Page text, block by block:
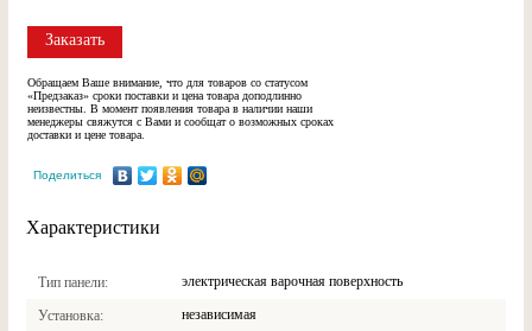
Заказать
Обращаем Ваше внимание, что для товаров со статусом
«Предзаказ» сроки поставки и цена товара доподлинно
неизвестны. В момент появления товара в наличии наши
менеджеры свяжутся с Вами и сообщат о возможных сроках
доставки и цене товара.
Поделиться
Характеристики
Тип панели электрическая варочная поверхность
Установка независимая